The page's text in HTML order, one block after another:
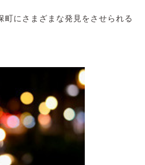
町にさまざまな発見をさせられる